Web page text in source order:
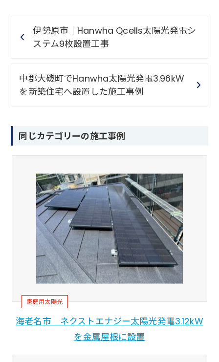
伊勢原市｜Hanwha Qcells太陽光発電シ
ステム9枚設置工事
中郡大磯町でHanwha太陽光発電3.96kW
を新築住宅へ設置した施工事例
同じカテゴリーの施工事例
家庭用太陽光
海老名市 ネクストエナジー太陽光発電3.12kW
を金属屋根に設置